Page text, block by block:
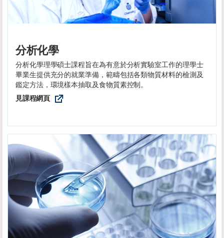
分析化學
分析化學理學碩士課程旨在為有意於分析實驗室工作的理學士
畢業生提供充分的就業準備，範疇包括各類物質材料的檢測及
鑑定方法，環境樣本抽取及食物質素控制。
見課程網頁